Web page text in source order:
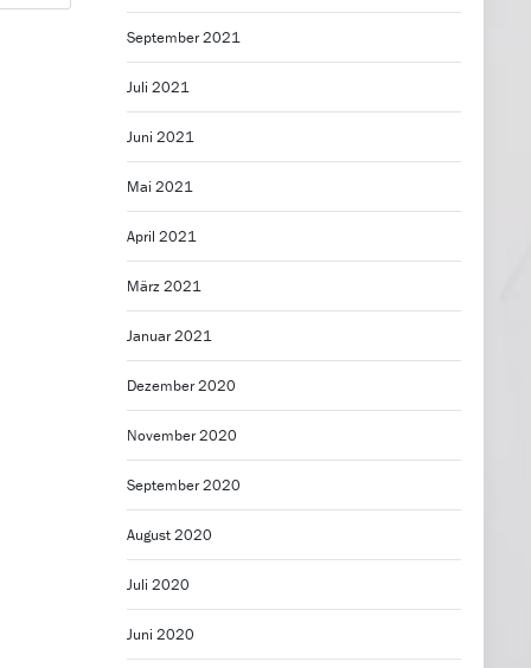
September 2021
Juli 2021
Juni 2021
Mai 2021
April 2021
März 2021
Januar 2021
Dezember 2020
November 2020
September 2020
August 2020
Juli 2020
Juni 2020